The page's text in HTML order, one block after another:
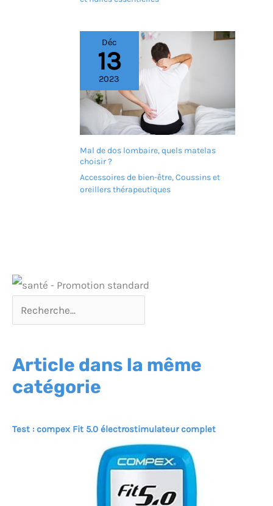
apaisante des boules de
shiatsu détend davantage
les muscles endoloris et
tendus, aide à améliorer
la circulation sanguine et
le sommeil. Deux niveaux
de chaleur sont réglables.
Pour une utilisation
familiale : le masseur de
livré avec des manchons
en machine. Il est facile
de garder le masseur
propre pour un usage
couvert par une garantie
pour un remboursement
Déc
13
2023
Mal de dos lombaire, quels matelas
choisir ?
Accessoires de bien-être,Coussins et
oreillers thérapeutiques
Article dans la même
catégorie
Test : compex Fit 5.0 électrostimulateur complet